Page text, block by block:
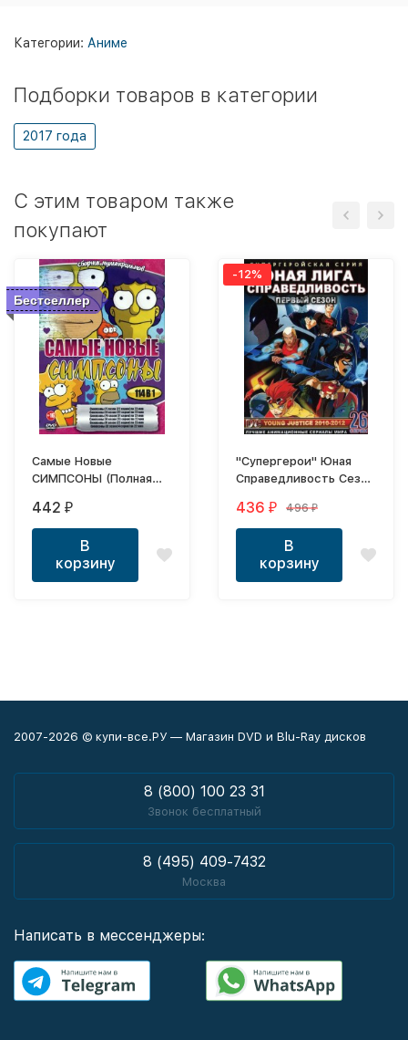
Категории: Аниме
Подборки товаров в категории
2017 года
C этим товаром также
покупают
Бестселлер
Самые Новые
СИМПСОНЫ (Полная
442 ₽
В
корзину
-12%
"Супергерои" Юная
Справедливость Сезон
Justice 2011
436 ₽ 496₽
В
корзину
2007-2026 © купи-все.РУ — Магазин DVD и Blu-Ray дисков
8 (800) 100 23 31
Звонок бесплатный
8 (495) 409-7432
Москва
Написать в мессенджеры: